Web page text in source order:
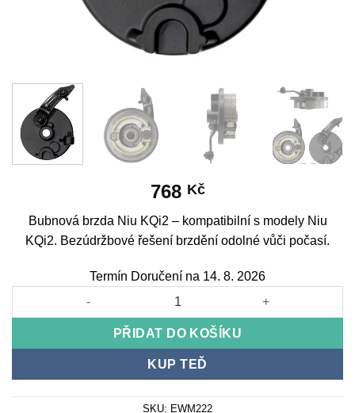
768 Kč
Bubnová brzda Niu KQi2 – kompatibilní s modely Niu
KQi2. Bezúdržbové řešení brzdění odolné vůči počasí.
Termín Doručení na 14. 8. 2026
Drum brake Niu KQi2 množství
PŘIDAT DO KOŠÍKU
KUP TEĎ
SKU: EWM222